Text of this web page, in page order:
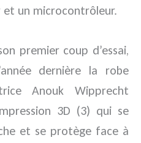
et un microcontrôleur.
premier coup d’essai,
dernière la robe
Anouk Wipprecht
3D (3) qui se
et se protège face à